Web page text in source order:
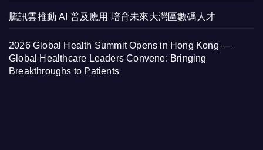
騰訊雲推動 AI 普及應用 培育未來大灣區數碼人才
2026 Global Health Summit Opens in Hong Kong —
Global Healthcare Leaders Convene: Bringing
Breakthroughs to Patients